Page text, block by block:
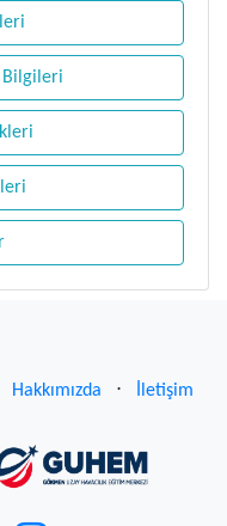
Bilgileri
Hakkımızda ⋅
İletişim